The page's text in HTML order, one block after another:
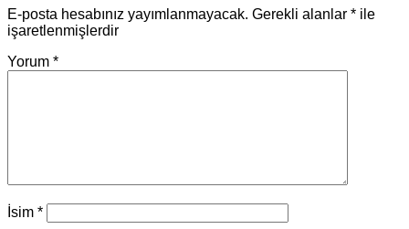
E-posta hesabınız yayımlanmayacak. Gerekli alanlar * ile
işaretlenmişlerdir
Yorum *
İsim *